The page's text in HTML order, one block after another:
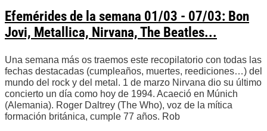
Efemérides de la semana 01/03 - 07/03: Bon
Jovi, Metallica, Nirvana, The Beatles...
Una semana más os traemos este recopilatorio con todas las
fechas destacadas (cumpleaños, muertes, reediciones…) del
mundo del rock y del metal. 1 de marzo Nirvana dio su último
concierto un día como hoy de 1994. Acaeció en Múnich
(Alemania). Roger Daltrey (The Who), voz de la mítica
formación británica, cumple 77 años. Rob